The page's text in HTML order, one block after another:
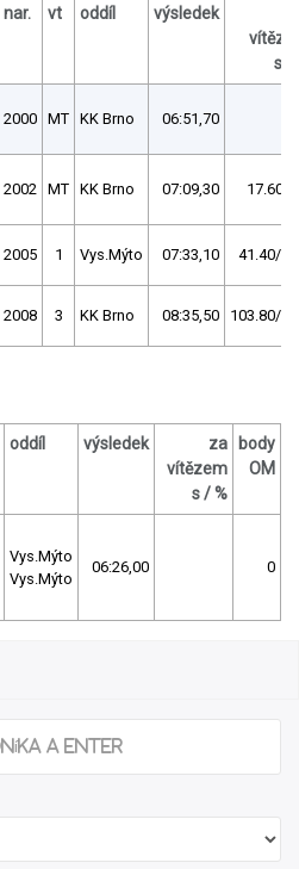
nar. vt oddíl výsledek
s /
2000 MT KK Brno 06:51,70
2002 MT KK Brno 07:09,30 17.60/
2005 1 Vys.Mýto 07:33,10 41.40/
2008 3 KK Brno 08:35,50 103.80/
oddíl výsledek
za
vítězem
s / %
body
OM
Vys.Mýto
Vys.Mýto
06:26,00 0